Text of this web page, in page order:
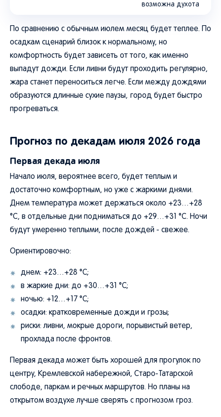
возможна духота
По сравнению с обычным июлем месяц будет теплее. По
осадкам сценарий близок к нормальному, но
комфортность будет зависеть от того, как именно
выпадут дожди. Если ливни будут проходить регулярно,
жара станет переноситься легче. Если между дождями
образуются длинные сухие паузы, город будет быстро
прогреваться.
Прогноз по декадам июля 2026 года
Первая декада июля
Начало июля, вероятнее всего, будет теплым и
достаточно комфортным, но уже с жаркими днями.
Днем температура может держаться около +23…+28
°C, в отдельные дни подниматься до +29…+31 °C. Ночи
будут умеренно теплыми, после дождей - свежее.
Ориентировочно:
днем: +23…+28 °C;
в жаркие дни: до +30…+31 °C;
ночью: +12…+17 °C;
осадки: кратковременные дожди и грозы;
риски: ливни, мокрые дороги, порывистый ветер,
прохлада после фронтов.
Первая декада может быть хорошей для прогулок по
центру, Кремлевской набережной, Старо-Татарской
слободе, паркам и речных маршрутов. Но планы на
открытом воздухе лучше сверять с прогнозом гроз.